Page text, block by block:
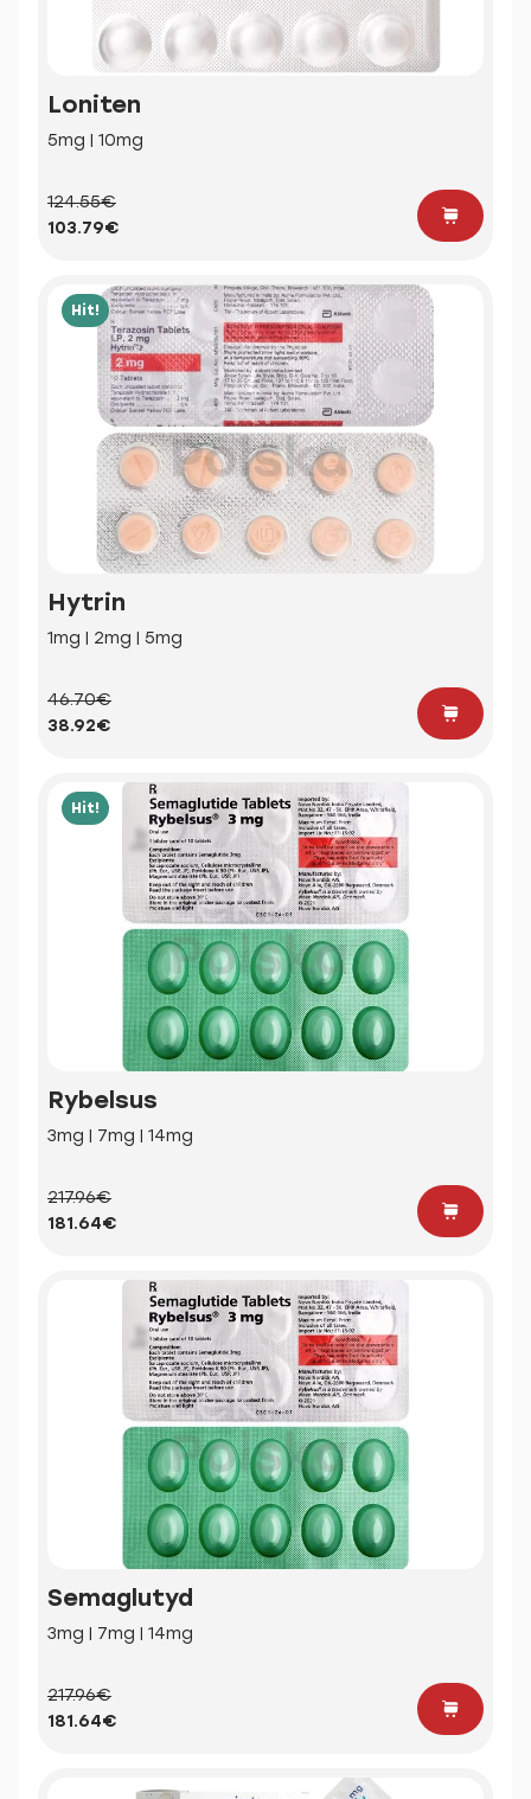
Loniten
5mg | 10mg
124.55€
103.79€
Hit!
Hytrin
1mg | 2mg | 5mg
46.70€
38.92€
Hit!
Rybelsus
3mg | 7mg | 14mg
217.96€
181.64€
Semaglutyd
3mg | 7mg | 14mg
217.96€
181.64€